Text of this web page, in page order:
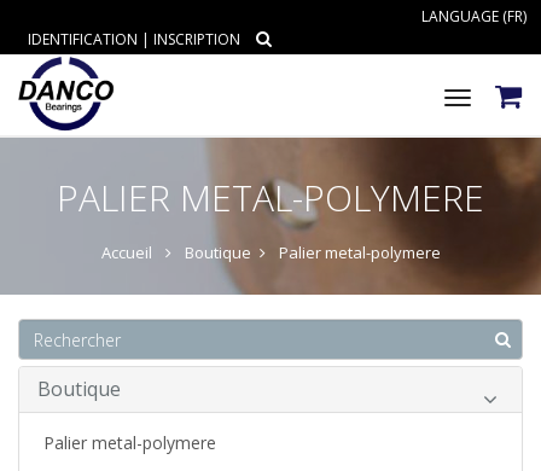
LANGUAGE (FR)
IDENTIFICATION | INSCRIPTION
Toggle
PALIER METAL-POLYMERE
Accueil Boutique Palier metal-polymere
Boutique
Palier metal-polymere